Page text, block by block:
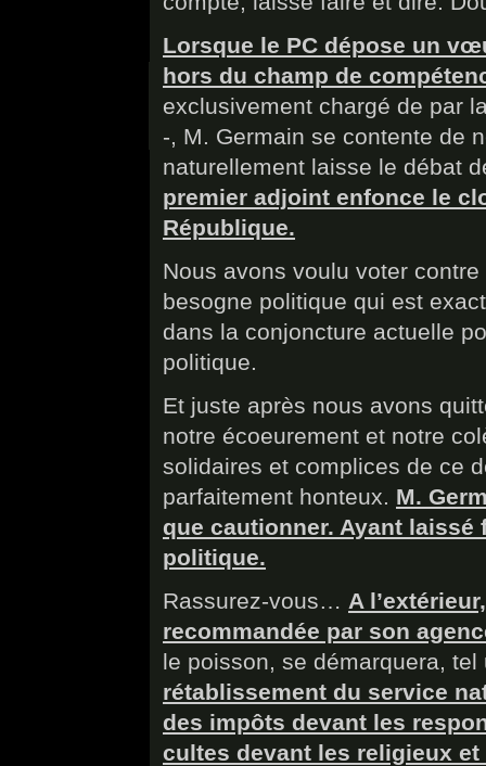
Lorsque le PC dépose un
hors du champ de
exclusivement chargé de par
-, M. Germain se contente de
naturellement laisse le débat
premier adjoint enfonce le
République.
Nous avons voulu voter
besogne politique qui est
dans la conjoncture actuelle
politique.
Et juste après nous avons
notre écoeurement et notre
solidaires et complices de ce
parfaitement honteux. M.
que cautionner. Ayant
politique.
Rassurez-vous… A
recommandée par son
le poisson, se démarquera,
rétablissement du service
des impôts devant les
cultes devant les religieux